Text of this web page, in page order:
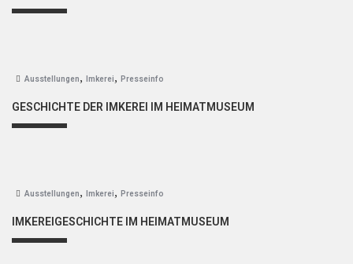
Ausstellungen, Imkerei, Presseinfo
GESCHICHTE DER IMKEREI IM HEIMATMUSEUM
Ausstellungen, Imkerei, Presseinfo
IMKEREIGESCHICHTE IM HEIMATMUSEUM